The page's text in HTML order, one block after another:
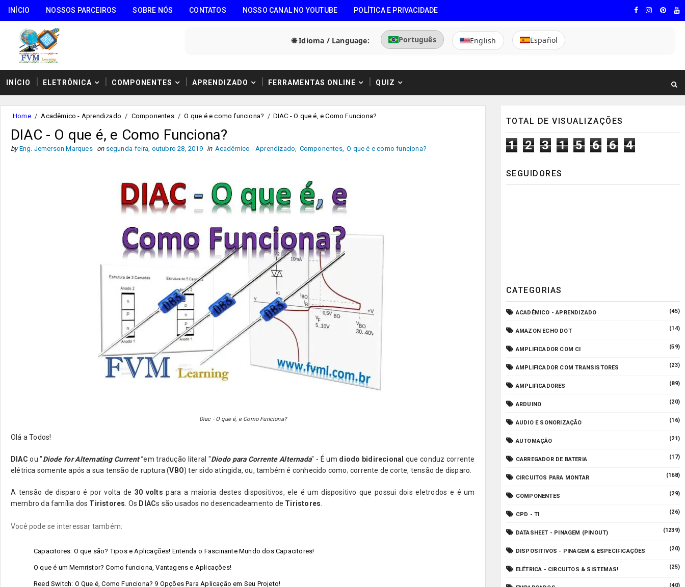
INÍCIO NOSSOS PARCEIROS SOBRE NÓS CONTATOS NOSSO CANAL NO YOUTUBE POLÍTICA E PRIVACIDADE
🌐 Idioma / Language: Português English Español
INÍCIO ELETRÔNICA COMPONENTES APRENDIZADO FERRAMENTAS ONLINE QUIZ
Home / Acadêmico - Aprendizado / Componentes / O que é e como funciona? / DIAC - O que é, e Como Funciona?
DIAC - O que é, e Como Funciona?
by Eng. Jemerson Marques on segunda-feira, outubro 28, 2019 in Acadêmico - Aprendizado, Componentes, O que é e como funciona?
Diac - O que é, e Como Funciona?
Olá a Todos!
DIAC ou "Diode for Alternating Current"em tradução literal "Diodo para Corrente Alternada" - É um diodo bidirecional que conduz corrente
elétrica somente após a sua tensão de ruptura (VBO) ter sido atingida, ou, também é conhecido como; corrente de corte, tensão de disparo.
A tensão de disparo é por volta de 30 volts para a maioria destes dispositivos, ele é um dispositivo que possui dois eletrodos e é um
membro da família dos Tiristores . Os DIACs são usados ​​no desencadeamento de Tiristores
Você pode se interessar também:
Capacitores: O que são? Tipos e Aplicações! Entenda o Fascinante Mundo dos Capacitores!
O que é um Memristor? Como funciona, Vantagens e Aplicações!
Reed Switch: O Que é, Como Funciona? 9 Opções Para Aplicação em Seu Projeto!
TOTAL DE VISUALIZAÇÕES
1 2 3 1 5 6 6 4
SEGUIDORES
CATEGORIAS
ACADÊMICO - APRENDIZADO (45)
AMAZON ECHO DOT (14)
AMPLIFICADOR COM CI (59)
AMPLIFICADOR COM TRANSISTORES (23)
AMPLIFICADORES (89)
ARDUINO (20)
AUDIO E SONORIZAÇÃO (16)
AUTOMAÇÃO (21)
CARREGADOR DE BATERIA (17)
CIRCUITOS PARA MONTAR (168)
COMPONENTES (29)
CPD - TI (26)
DATASHEET - PINAGEM (PINOUT) (1239)
DISPOSITIVOS - PINAGEM & ESPECIFICAÇÕES (20)
ELÉTRICA - CIRCUITOS & SISTEMAS! (25)
(40)